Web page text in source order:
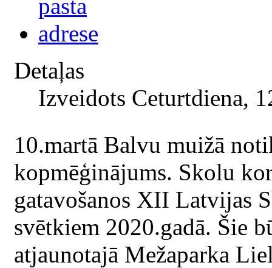
Detaļas
Izveidots Ceturtdiena,
10.martā Balvu muižā
kopmēģinājums. Skolu
gatavošanos XII Latvijas
svētkiem 2020.gadā. Šie
atjaunotajā Mežaparka